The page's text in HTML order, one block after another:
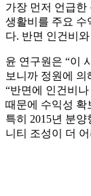
가장 먼저 언급한
생활비를 주요 수
다. 반면 인건비
윤 연구원은 “이
보니까 정원에
“반면에 인건비
때문에 수익성 확
특히 2015년 분
니티 조성이 더